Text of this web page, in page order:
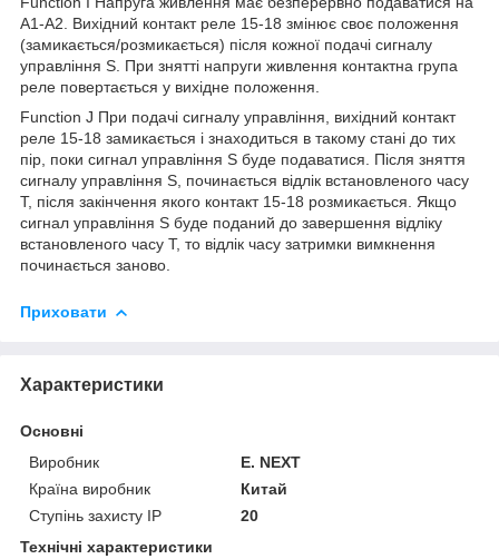
А1-А2. Вихідний контакт реле 15-18 змінює своє положення
(замикається/розмикається) після кожної подачі сигналу
управління S. При знятті напруги живлення контактна група
реле повертається у вихідне положення.
Function J При подачі сигналу управління, вихідний контакт
реле 15-18 замикається і знаходиться в такому стані до тих
пір, поки сигнал управління S буде подаватися. Після зняття
сигналу управління S, починається відлік встановленого часу
Т, після закінчення якого контакт 15-18 розмикається. Якщо
сигнал управління S буде поданий до завершення відліку
встановленого часу Т, то відлік часу затримки вимкнення
починається заново.
Приховати
Характеристики
Основні
Виробник
E. NEXT
Країна виробник
Китай
Ступінь захисту IP
20
Технічні характеристики